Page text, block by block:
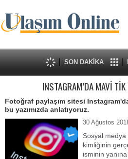
SON DAKİKA
INSTAGRAM’DA MAVİ
Fotoğraf paylaşım sitesi
bu yazımızda anlatıyoruz.
30 Ağustos
Sosyal medya
kimliğinin
isminin